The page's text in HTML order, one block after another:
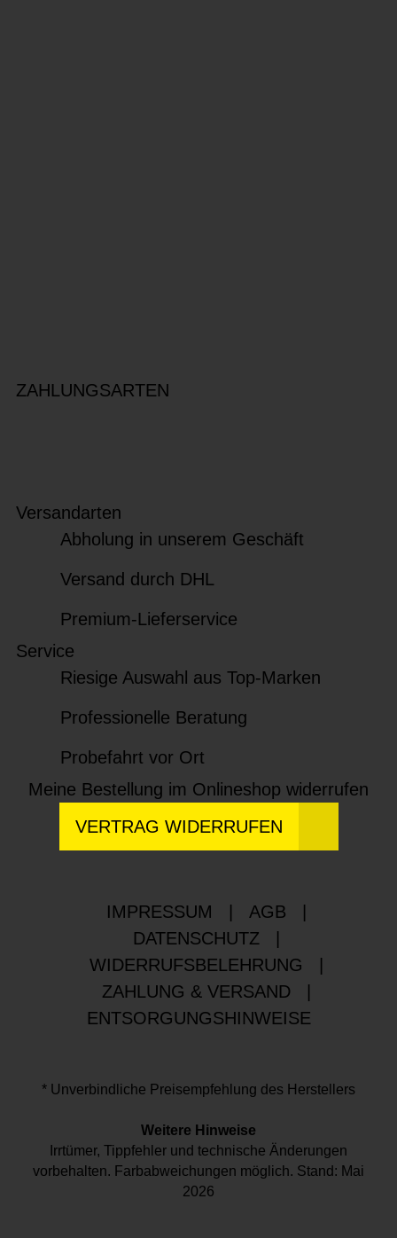
ZAHLUNGSARTEN
Versandarten
Abholung in unserem Geschäft
Versand durch DHL
Premium-Lieferservice
Service
Riesige Auswahl aus Top-Marken
Professionelle Beratung
Probefahrt vor Ort
Meine Bestellung im Onlineshop widerrufen
VERTRAG WIDERRUFEN
IMPRESSUM AGB
DATENSCHUTZ
WIDERRUFSBELEHRUNG
ZAHLUNG & VERSAND
ENTSORGUNGSHINWEISE
* Unverbindliche Preisempfehlung des Herstellers
Weitere Hinweise
Irrtümer, Tippfehler und technische Änderungen
vorbehalten. Farbabweichungen möglich. Stand: Mai
2026